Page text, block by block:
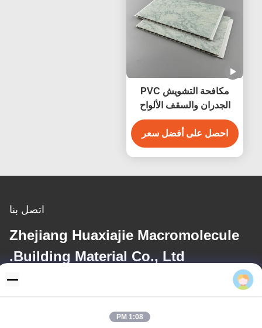
مكافحة التشويش PVC
الجدران والسقف الألواح
250mm العرض المقاومة
للماء مضادة للتآكل
احصل على أفضل سعر
اتصل بنا
Zhejiang Huaxiajie Macromolecule
Building Material Co., Ltd.
Eric
1:08 PM